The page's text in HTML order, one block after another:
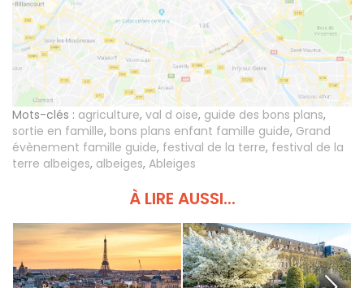
Mots-clés : agriculture, val d oise, guide des bons plans,
sortie en famille, bons plans enfant famille guide, Grand
évènement famille guide, festival de la terre, festival de la
terre albeiges, albeiges, Ableiges
À LIRE AUSSI...